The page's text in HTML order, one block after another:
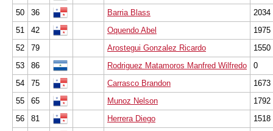
50
36 Barria Blass
2034
51
42 Oquendo Abel
1975
52
79 Arostegui Gonzalez Ricardo
1550
53
86 Rodriguez Matamoros Manfred Wilfredo
0
54
75 Carrasco Brandon
1673
55
65 Munoz Nelson
1792
56
81 Herrera Diego
1518